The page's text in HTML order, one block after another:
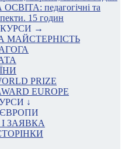
педагогічні та
15 годин
→
МАЙСТЕРНІСТЬ
PRIZE
EUROPE
↓
ЗАЯВКА